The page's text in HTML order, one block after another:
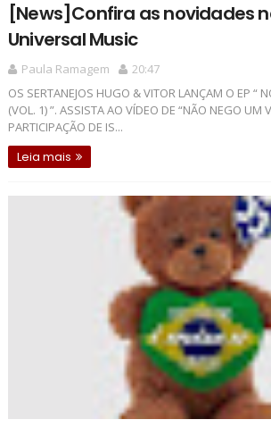
[News]Confira as novidades
Universal Music
Paula Ramagem
20:47
OS SERTANEJOS HUGO & VITOR LANÇAM O EP “
(VOL. 1) ”. ASSISTA AO VÍDEO DE “NÃO NEGO UM
PARTICIPAÇÃO DE IS...
Leia mais